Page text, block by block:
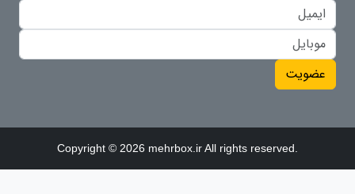
عضویت
Copyright © 2026 mehrbox.ir All rights reserved.